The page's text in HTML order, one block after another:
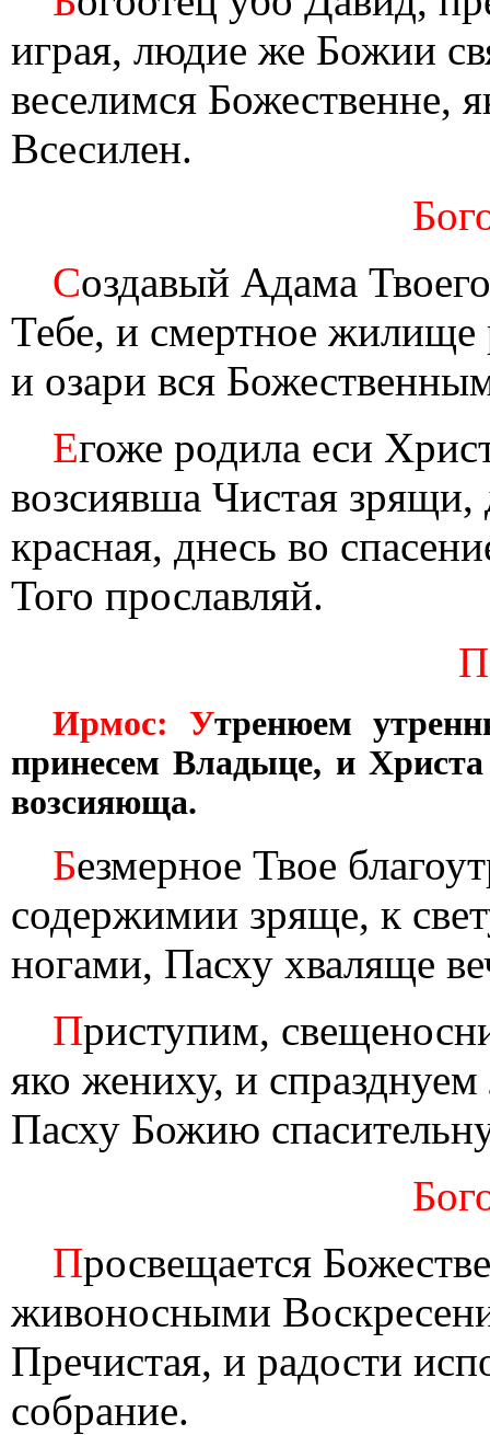
играя, людие же Божии
веселимся Божественне,
Всесилен.
Создавый Адама
Тебе, и смертное
и озари вся
Егоже родила еси
возсиявша Чистая
красная, днесь во
Того прославляй.
Ирмос: Утренюем
принесем Владыце, и
возсияюща.
Безмерное Твое
содержимии зряще, к
ногами, Пасху хваляще
Приступим,
яко жениху, и
Пасху Божию
Просвещается
живоносными
Пречистая, и радости
собрание.